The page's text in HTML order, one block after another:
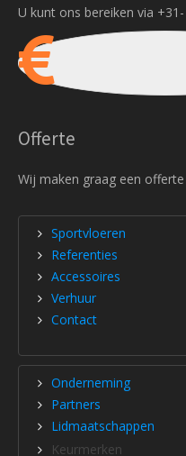
U kunt ons bereiken via
Offerte
Wij maken graag een
Sportvloeren
Referenties
Accessoires
Verhuur
Contact
Onderneming
Partners
Lidmaatschappen
Keurmerken